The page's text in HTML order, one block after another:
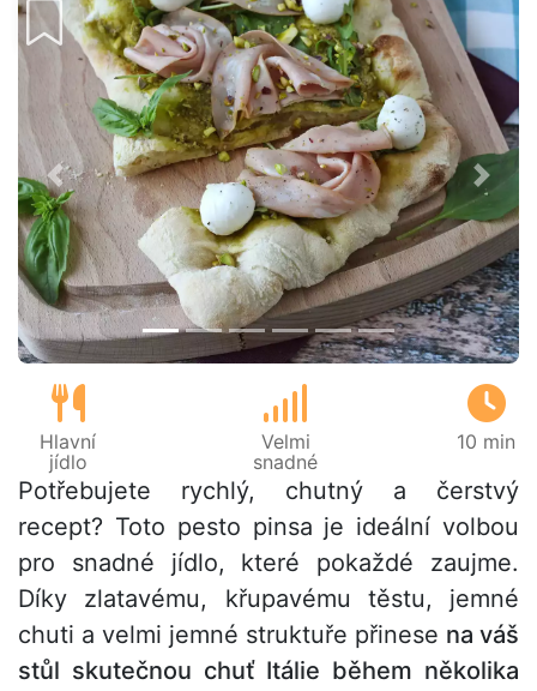
Předchozí Další
Hlavní
jídlo
Velmi
snadné
10 min
Potřebujete rychlý, chutný a čerstvý
recept? Toto pesto pinsa je ideální volbou
pro snadné jídlo, které pokaždé zaujme.
Díky zlatavému, křupavému těstu, jemné
chuti a velmi jemné struktuře přinese na váš
stůl skutečnou chuť Itálie během několika